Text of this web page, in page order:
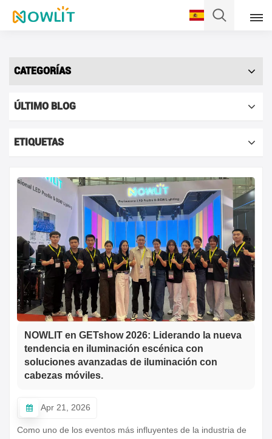
Español
Pусский
Español
Português
한국의
Türkçe
Tiếng Việt
CATEGORÍAS
ÚLTIMO BLOG
ETIQUETAS
NOWLIT en GETshow 2026: Liderando la nueva
tendencia en iluminación escénica con
soluciones avanzadas de iluminación con
cabezas móviles.
Apr 21, 2026
Como uno de los eventos más influyentes de la industria de